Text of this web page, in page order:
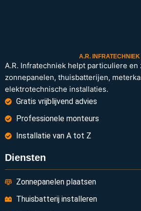
A.R. INFRATECHNIEK
A.R. Infratechniek helpt particuliere
zonnepanelen, thuisbatterijen,
elektrotechnische installaties.
Gratis vrijblijvend advies
Professionele monteurs
Installatie van A tot Z
Diensten
Zonnepanelen plaatsen
Thuisbatterij installeren